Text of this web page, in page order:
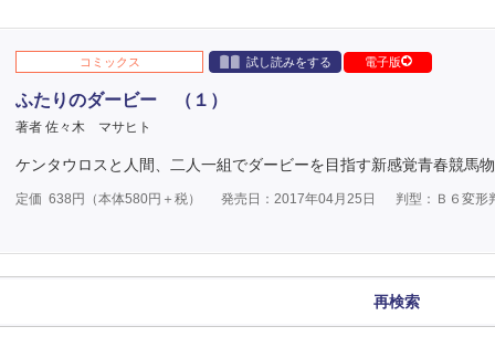
コミックス 試し読みをする 電子版
ふたりのダービー （１）
著者 佐々木 マサヒト
ケンタウロスと人間、二人一組でダービーを目指す新感覚青春競馬物
定価 638 円（本体580円＋税） 発売日：2017年04月25日 判型：Ｂ６変形
再検索